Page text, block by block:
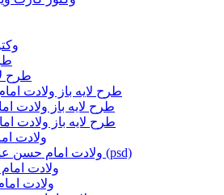
طرح
طرح لایه باز ولادت
طرح لایه باز ولادت
طرح لایه باز ولادت
ولادت
ولادت امام حسن عسکری (psd)
ولادت
ولادت